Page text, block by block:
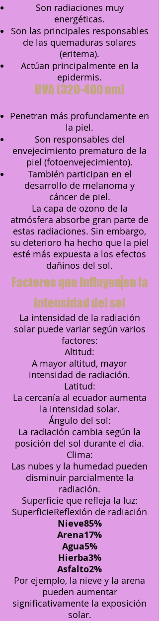
Son radiaciones muy
energéticas.
Son las principales responsables
de las quemaduras solares
(eritema).
Actúan principalmente en la
epidermis.
UVA (320-400 nm)
Penetran más profundamente en
la piel.
Son responsables del
envejecimiento prematuro de la
piel (fotoenvejecimiento).
También participan en el
desarrollo de melanoma y
cáncer de piel.
La capa de ozono de la
atmósfera absorbe gran parte de
estas radiaciones. Sin embargo,
su deterioro ha hecho que la piel
esté más expuesta a los efectos
dañinos del sol.
Factores que influyenen la
intensidad del sol
La intensidad de la radiación
solar puede variar según varios
factores:
Altitud:
A mayor altitud, mayor
intensidad de radiación.
Latitud:
La cercanía al ecuador aumenta
la intensidad solar.
Ángulo del sol:
La radiación cambia según la
posición del sol durante el día.
Clima:
Las nubes y la humedad pueden
disminuir parcialmente la
radiación.
Superficie que refleja la luz:
SuperficieReflexión de radiación
Nieve85%
Arena17%
Agua5%
Hierba3%
Asfalto2%
Por ejemplo, la nieve y la arena
pueden aumentar
significativamente la exposición
solar.